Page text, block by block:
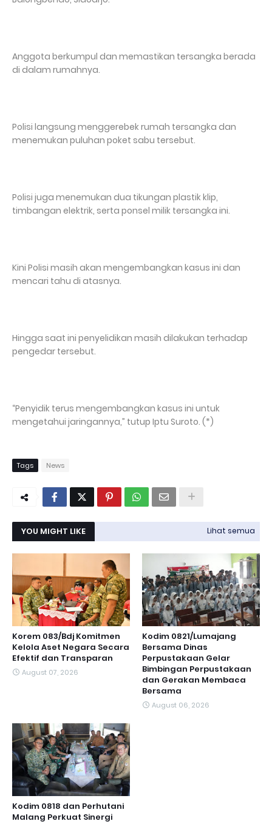
Anggota berkumpul dan memastikan tersangka berada
di dalam rumahnya.
Polisi langsung menggerebek rumah tersangka dan
menemukan puluhan poket sabu tersebut.
Polisi juga menemukan dua tikungan plastik klip,
timbangan elektrik, serta ponsel milik tersangka ini.
Kini Polisi masih akan mengembangkan kasus ini dan
mencari tahu di atasnya.
Hingga saat ini penyelidikan masih dilakukan terhadap
pengedar tersebut.
“Penyidik ​​terus mengembangkan kasus ini untuk
mengetahui jaringannya,” tutup Iptu Suroto. (*)
Tags News
YOU MIGHT LIKE Lihat semua
Korem 083/Bdj Komitmen
Kelola Aset Negara Secara
Efektif dan Transparan
August 07, 2026
Kodim 0821/Lumajang
Bersama Dinas
Perpustakaan Gelar
Bimbingan Perpustakaan
dan Gerakan Membaca
Bersama
August 06, 2026
Kodim 0818 dan Perhutani
Malang Perkuat Sinergi